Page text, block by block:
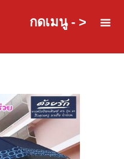
กดเมนู - >